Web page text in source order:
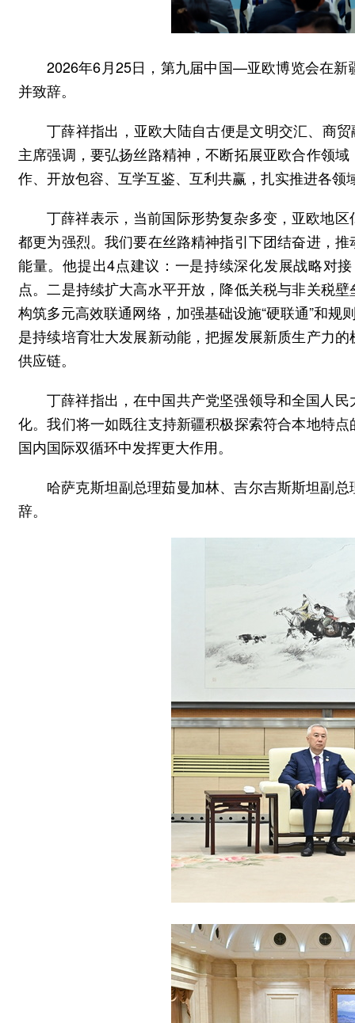
2026年6月25日，第九届中国—亚欧博览会在
并致辞。
丁薛祥指出，亚欧大陆自古便是文明交汇、商
主席强调，要弘扬丝路精神，不断拓展亚欧合作领
作、开放包容、互学互鉴、互利共赢，扎实推进各
丁薛祥表示，当前国际形势复杂多变，亚欧地
都更为强烈。我们要在丝路精神指引下团结奋进，
能量。他提出4点建议：一是持续深化发展战略对
点。二是持续扩大高水平开放，降低关税与非关税
构筑多元高效联通网络，加强基础设施“硬联通”和规
是持续培育壮大发展新动能，把握发展新质生产力
供应链。
丁薛祥指出，在中国共产党坚强领导和全国人
化。我们将一如既往支持新疆积极探索符合本地特
国内国际双循环中发挥更大作用。
哈萨克斯坦副总理茹曼加林、吉尔吉斯斯坦副
辞。